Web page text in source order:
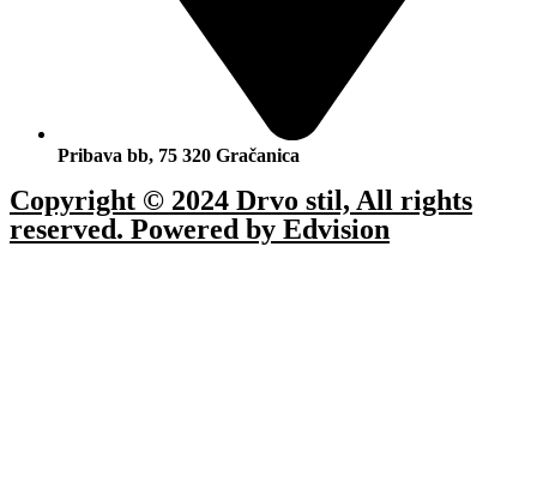
Pribava bb, 75 320 Gračanica
Copyright © 2024 Drvo stil, All rights
reserved. Powered by Edvision